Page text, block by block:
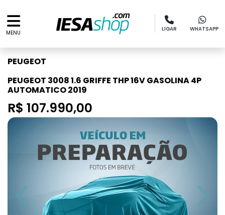
MENU
LIGAR WHATSAPP
PEUGEOT
PEUGEOT 3008 1.6 GRIFFE THP 16V GASOLINA 4P
AUTOMATICO 2019
R$ 107.990,00
Previous